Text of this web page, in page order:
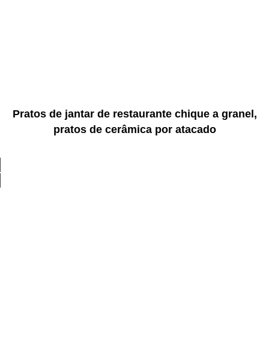
Pratos de jantar de restaurante chique a granel,
pratos de cerâmica por atacado